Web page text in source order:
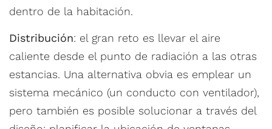
dentro de la habitación.
Distribución: el gran reto es llevar el aire
caliente desde el punto de radiación a las otras
estancias. Una alternativa obvia es emplear un
sistema mecánico (un conducto con ventilador),
pero también es posible solucionar a través del